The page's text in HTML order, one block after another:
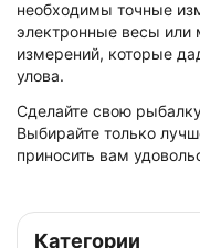
необходимы точные
электронные весы или
измерений, которые
улова.
Сделайте свою
Выбирайте только
приносить вам
Категории